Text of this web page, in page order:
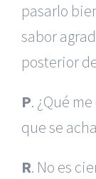
pasarlo
sabor
posterior
P. ¿Qué
que se
R. No es